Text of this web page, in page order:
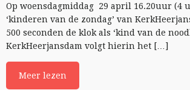
Op woensdagmiddag 29 april 16.20uur (4
‘kinderen van de zondag’ van
500 seconden de klok als ‘kind van de
KerkHeerjansdam volgt hierin het […]
Meer lezen